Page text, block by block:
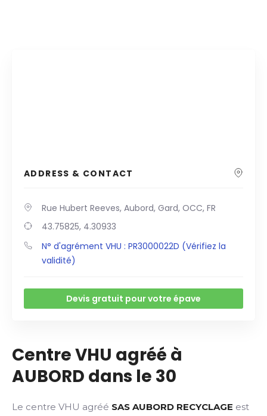
ADDRESS & CONTACT
Rue Hubert Reeves, Aubord, Gard, OCC, FR
43.75825, 4.30933
N° d'agrément VHU : PR3000022D (Vérifiez la
validité)
Devis gratuit pour votre épave
Centre VHU agréé à
AUBORD dans le 30
Le centre VHU agréé SAS AUBORD RECYCLAGE est